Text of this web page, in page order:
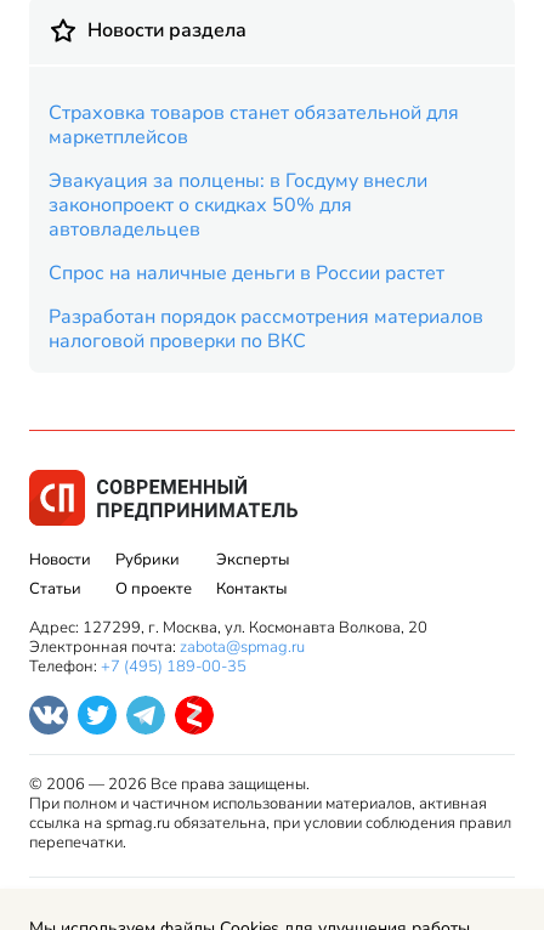
Новости раздела
Страховка товаров станет обязательной для
маркетплейсов
Эвакуация за полцены: в Госдуму внесли
законопроект о скидках 50% для
автовладельцев
Спрос на наличные деньги в России растет
Разработан порядок рассмотрения материалов
налоговой проверки по ВКС
Новости
Статьи
Рубрики
О проекте
Эксперты
Контакты
Адрес: 127299, г. Москва, ул. Космонавта Волкова, 20
Электронная почта: zabota@spmag.ru
Телефон: +7 (495) 189-00-35
© 2006 — 2026 Все права защищены.
При полном и частичном использовании материалов, активная
ссылка на spmag.ru обязательна, при условии соблюдения правил
перепечатки.